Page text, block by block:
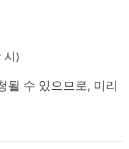
시)
될 수 있으므로, 미리